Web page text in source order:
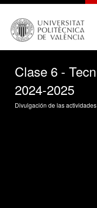
Clase 6 -
2024-2025